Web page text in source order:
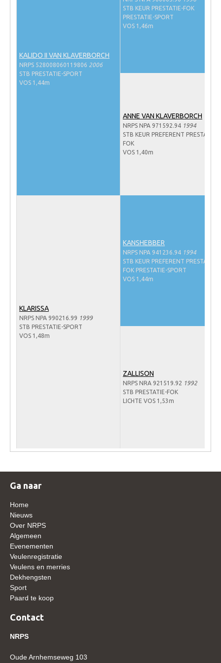
Nationale Keuring
Late Veulenkeuring
Wereldkampioenschap Jonge Paarden
Arabissimo
Informatie aan je paard of pony toevoegen
Fokkerij informatie
WBSFH
Zoek een hengst
AANMELDEN HENGSTENKEURING ONDER HET
Verrichtingsonderzoek NRPS
Verrichtingsonderzoek 2025-2026
KALIDO II VAN KLAVERBORCH
NRPS 528008060119806 2006
STB PRESTATIE-SPORT
VOS 1,44m
STB KEUR PRESTATIE-FOK
PRESTATIE-SPORT
VOS 1,46m
ANNE VAN KLAVERBORCH
NRPS NPA 971592.94 1994
STB KEUR PREFERENT PRESTATIE-
FOK
VOS 1,40m
KLARISSA
NRPS NPA 990216.99 1999
STB PRESTATIE-SPORT
VOS 1,48m
KANSHEBBER
NRPS NPA 941236.94 1994
STB KEUR PREFERENT PRESTATIE-
FOK PRESTATIE-SPORT
VOS 1,44m
ZALLISON
NRPS NRA 921519.92 1992
STB PRESTATIE-FOK
LICHTE VOS 1,53m
Ga naar
Home
Nieuws
Over NRPS
Algemeen
Evenementen
Veulenregistratie
Veulens en merries
Dekhengsten
Sport
Paard te koop
Contact
NRPS
Oude Arnhemseweg 103